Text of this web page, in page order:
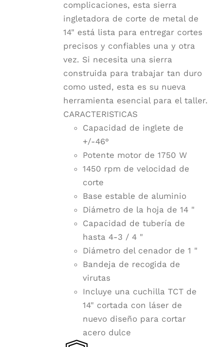
complicaciones, esta sierra
ingletadora de corte de metal de
14" está lista para entregar cortes
precisos y confiables una y otra
vez. Si necesita una sierra
construida para trabajar tan duro
como usted, esta es su nueva
herramienta esencial para el taller.
CARACTERISTICAS
Capacidad de inglete de
+/-46°
Potente motor de 1750 W
1450 rpm de velocidad de
corte
Base estable de aluminio
Diámetro de la hoja de 14 "
Capacidad de tubería de
hasta 4-3 / 4 "
Diámetro del cenador de 1 "
Bandeja de recogida de
virutas
Incluye una cuchilla TCT de
14" cortada con láser de
nuevo diseño para cortar
acero dulce